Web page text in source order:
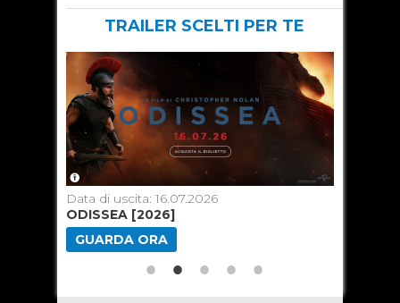
TRAILER SCELTI PER TE
Data di uscita: 16.07.2026
ODISSEA [2026]
GUARDA ORA